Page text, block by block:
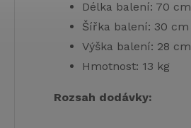
Délka balení: 70 cm
Šířka balení: 30 cm
Výška balení: 28 cm
Hmotnost: 13 kg
Rozsah dodávky: